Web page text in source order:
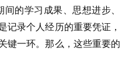
的学习成果、思想进步、
记录个人经历的重要凭证，
键一环。那么，这些重要的